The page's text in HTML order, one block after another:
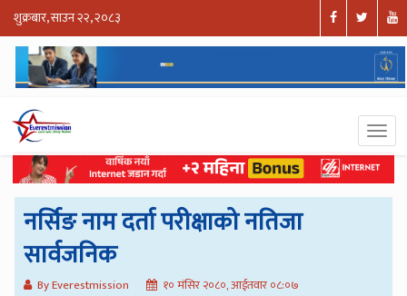
शुक्रबार, साउन २२, २०८३
नर्सिङ नाम दर्ता परीक्षाको नतिजा
सार्वजनिक
By Everestmission १० मंसिर २०८०, आईतवार ०८:०७